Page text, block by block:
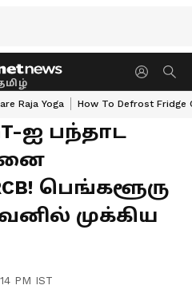
Raja Yoga How To Defrost Fridge
ஐ பந்தாட
பெங்களூரு
முக்கிய
PM IST